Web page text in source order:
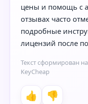
цены и помощь с
отзывах часто
подробные
лицензий после
Текст сформирован
KeyCheap
👍 👎